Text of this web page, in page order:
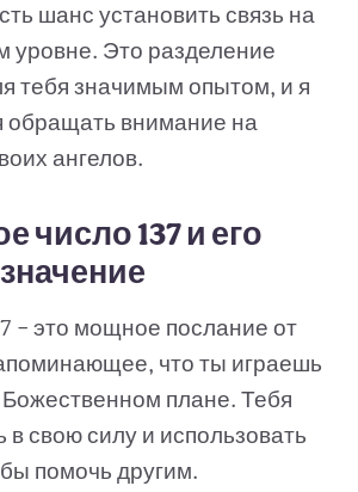
шанс установить связь на
уровне. Это разделение
тебя значимым опытом, и я
обращать внимание на
ангелов.
число 137 и его
– это мощное послание от
что ты играешь
плане. Тебя
в свою силу и использовать
помочь другим.